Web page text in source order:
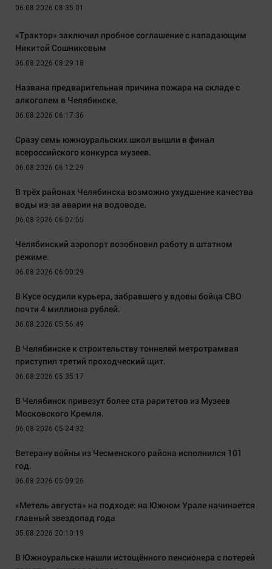
06.08.2026 08:35:01
«Трактор» заключил пробное соглашение с нападающим
Никитой Сошниковым
06.08.2026 08:29:18
Названа предварительная причина пожара на складе с
алкоголем в Челябинске.
06.08.2026 06:17:36
Сразу семь южноуральских школ вышли в финал
всероссийского конкурса музеев.
06.08.2026 06:12:29
В трёх районах Челябинска возможно ухудшение качества
воды из-за аварии на водоводе.
06.08.2026 06:07:55
Челябинский аэропорт возобновил работу в штатном
режиме.
06.08.2026 06:00:29
В Кусе осудили курьера, забравшего у вдовы бойца СВО
почти 4 миллиона рублей.
06.08.2026 05:56:49
В Челябинске к строительству тоннелей метротрамвая
приступил третий проходческий щит.
06.08.2026 05:35:17
В Челябинск привезут более ста раритетов из Музеев
Московского Кремля.
06.08.2026 05:24:32
Ветерану войны из Чесменского района исполнился 101
год.
06.08.2026 05:09:26
«Метель августа» на подходе: на Южном Урале начинается
главный звездопад года
05.08.2026 20:10:19
В Южноуральске нашли истощённого пенсионера с потерей